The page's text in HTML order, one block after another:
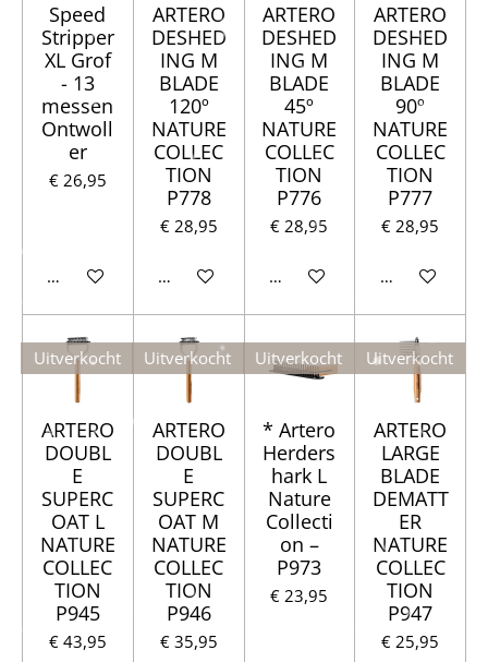
Speed
Stripper
XL Grof
- 13
messen
Ontwoll
er
€ 26,95
In winkelwagen
ARTERO
DESHED
ING M
BLADE
120º
NATURE
COLLEC
TION
P778
€ 28,95
Houd mij op de hoogte
ARTERO
DESHED
ING M
BLADE
45º
NATURE
COLLEC
TION
P776
€ 28,95
Houd mij op de hoogte
ARTERO
DESHED
ING M
BLADE
90º
NATURE
COLLEC
TION
P777
€ 28,95
Houd mij op
Uitverkocht
ARTERO
DOUBL
E
SUPERC
OAT L
NATURE
COLLEC
TION
P945
€ 43,95
Uitverkocht
ARTERO
DOUBL
E
SUPERC
OAT M
NATURE
COLLEC
TION
P946
€ 35,95
Uitverkocht
* Artero
Herders
hark L
Nature
Collecti
on –
P973
€ 23,95
Uitverkocht
ARTERO
LARGE
BLADE
DEMATT
ER
NATURE
COLLEC
TION
P947
€ 25,95